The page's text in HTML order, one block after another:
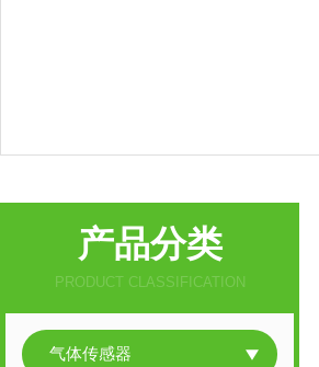
产品分类
PRODUCT CLASSIFICATION
气体传感器